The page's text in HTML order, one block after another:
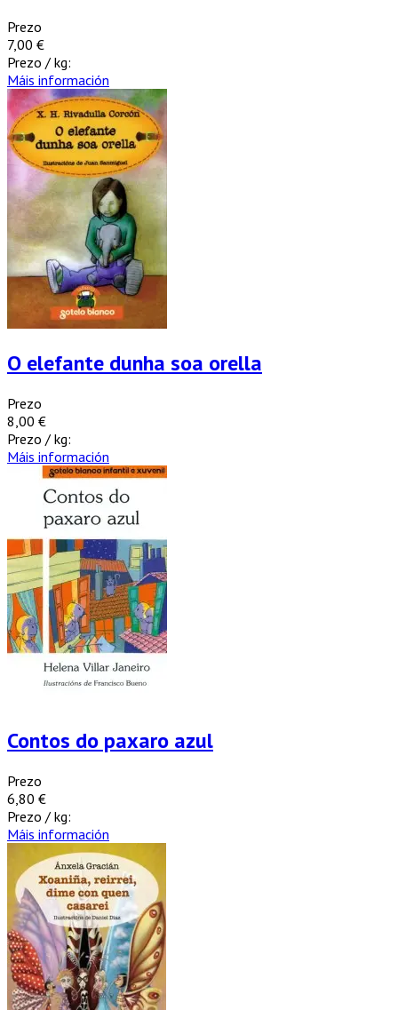
Prezo
7,00 €
Prezo / kg:
Máis información
O elefante dunha soa orella
Prezo
8,00 €
Prezo / kg:
Máis información
Contos do paxaro azul
Prezo
6,80 €
Prezo / kg:
Máis información